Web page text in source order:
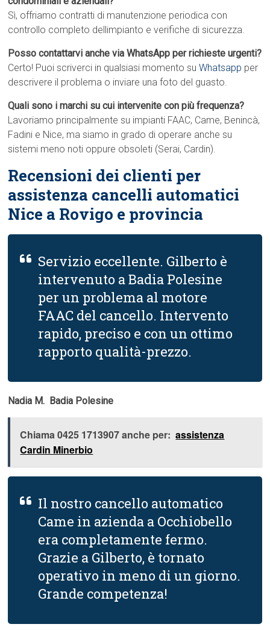
Sì, offriamo contratti di manutenzione periodica con
controllo completo dellimpianto e verifiche di sicurezza.
Posso contattarvi anche via WhatsApp per richieste urgenti?
Certo! Puoi scriverci in qualsiasi momento suWhatsapp per
descrivere il problema o inviare una foto del guasto.
Quali sono i marchi su cui intervenite con più frequenza?
Lavoriamo principalmente su impianti FAAC, Came, Benincà,
Fadini e Nice, ma siamo in grado di operare anche su
sistemi meno noti oppure obsoleti (Serai, Cardin).
Recensioni dei clienti per
assistenza cancelli automatici
Nice a Rovigo e provincia
Servizio eccellente. Gilberto è
intervenuto a Badia Polesine
per un problema al motore
FAAC del cancello. Intervento
rapido, preciso e con un ottimo
rapporto qualità-prezzo.
Nadia M.  Badia Polesine
Chiama 0425 1713907 anche per: assistenza
Cardin Minerbio
Il nostro cancello automatico
Came in azienda a Occhiobello
era completamente fermo.
Grazie a Gilberto, è tornato
operativo in meno di un giorno.
Grande competenza!